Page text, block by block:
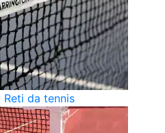
Reti da tennis